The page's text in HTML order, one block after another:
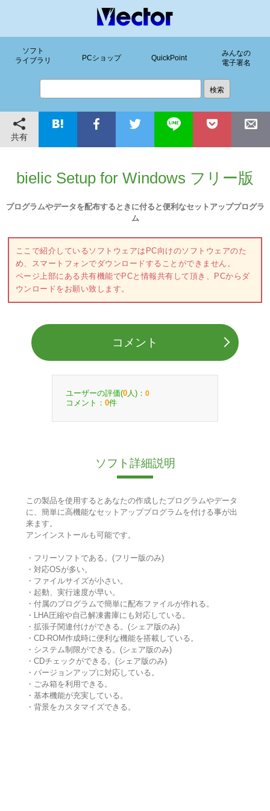
ソフト
ライブラリ
PCショップ QuickPoint
みんなの
電子署名
共有
bielic Setup for Windows フリー版
プログラムやデータを配布するときに付ると便利なセットアッププログラ
ム
ここで紹介しているソフトウェアはPC向けのソフトウェアのた
め、スマートフォンでダウンロードすることができません。
ページ上部にある共有機能でPCと情報共有して頂き、PCからダ
ウンロードをお願い致します。
コメント
ユーザーの評価(0 人)： 0
コメント： 0件
ソフト詳細説明
この製品を使用するとあなたの作成したプログラムやデータ
に、簡単に高機能なセットアッププログラムを付ける事が出
来ます。
アンインストールも可能です。
・フリーソフトである。(フリー版のみ)
・対応OSが多い。
・ファイルサイズが小さい。
・起動、実行速度が早い。
・付属のプログラムで簡単に配布ファイルが作れる。
・LHA圧縮や自己解凍書庫にも対応している。
・拡張子関連付けができる。(シェア版のみ)
・CD-ROM作成時に便利な機能を搭載している。
・システム制限ができる。(シェア版のみ)
・CDチェックができる。(シェア版のみ)
・バージョンアップに対応している。
・ごみ箱を利用できる。
・基本機能が充実している。
・背景をカスタマイズできる。